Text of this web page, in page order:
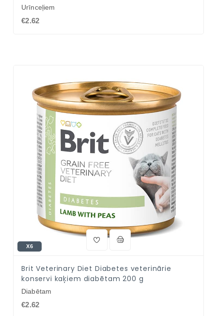
Urīnceļiem
€2.62
X6
Brit Veterinary Diet Diabetes veterinārie
konservi kaķiem diabētam 200 g
Diabētam
€2.62